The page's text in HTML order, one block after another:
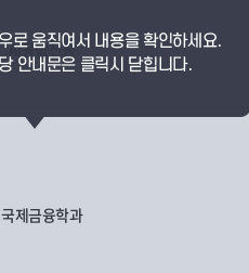
AI융합전공
국제금융학과